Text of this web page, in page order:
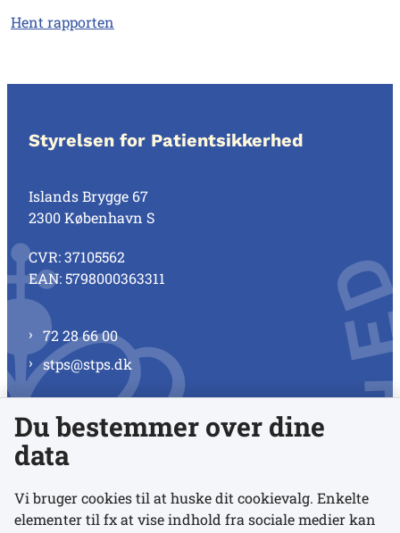
Hent rapporten
Styrelsen for Patientsikkerhed
Islands Brygge 67
2300 København S
CVR: 37105562
EAN: 5798000363311
72 28 66 00
stps@stps.dk
Se alle kontaktnumre
Links
Du bestemmer over dine
data
Vi bruger cookies til at huske dit cookievalg. Enkelte
elementer til fx at vise indhold fra sociale medier kan